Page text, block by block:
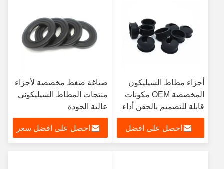
أجزاء مطاط السيليكون
المخصصة OEM مكونات
قابلة للتصميم بالحقن أداء
مستقر ودائم 30-70
الشاطئ Aاحصل على افضل
صياغة ضغط مخصصة لأجزاء
منتجات المطاط السيليكوني
عالية الجودة
احصل على افضل سعر